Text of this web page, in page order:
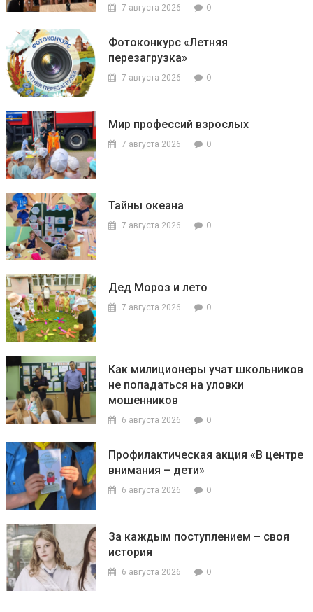
7 августа 2026 0
Фотоконкурс «Летняя
перезагрузка»
7 августа 2026 0
Мир профессий взрослых
7 августа 2026 0
Тайны океана
7 августа 2026 0
Дед Мороз и лето
7 августа 2026 0
Как милиционеры учат школьников
не попадаться на уловки
мошенников
6 августа 2026 0
Профилактическая акция «В центре
внимания – дети»
6 августа 2026 0
За каждым поступлением – своя
история
6 августа 2026 0